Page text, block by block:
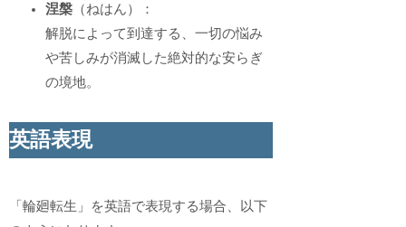
涅槃 （ねはん）：
解脱によって到達する、一切の悩み
や苦しみが消滅した絶対的な安らぎ
の境地。
英語表現
「輪廻転生」を英語で表現する場合、以下